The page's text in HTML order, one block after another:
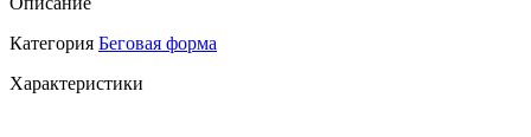
Категория Беговая форма
Характеристики